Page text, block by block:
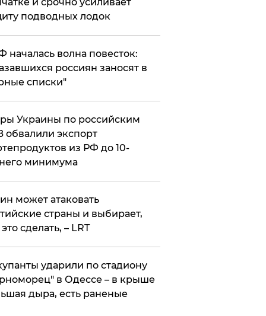
подводных лодок
началась волна повесток:
россиян заносят в
списки"
Украины по российским
обвалили экспорт
из РФ до 10-
минимума
может атаковать
страны и выбирает,
сделать, – LRT
ударили по стадиону
в Одессе – в крыше
дыра, есть раненые